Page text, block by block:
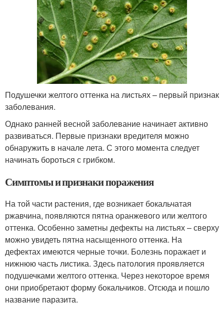
Подушечки желтого оттенка на листьях – первый признак
заболевания.
Однако ранней весной заболевание начинает активно
развиваться. Первые признаки вредителя можно
обнаружить в начале лета. С этого момента следует
начинать бороться с грибком.
Симптомы и признаки поражения
На той части растения, где возникает бокальчатая
ржавчина, появляются пятна оранжевого или желтого
оттенка. Особенно заметны дефекты на листьях – сверху
можно увидеть пятна насыщенного оттенка. На
дефектах имеются черные точки. Болезнь поражает и
нижнюю часть листика. Здесь патология проявляется
подушечками желтого оттенка. Через некоторое время
они приобретают форму бокальчиков. Отсюда и пошло
название паразита.